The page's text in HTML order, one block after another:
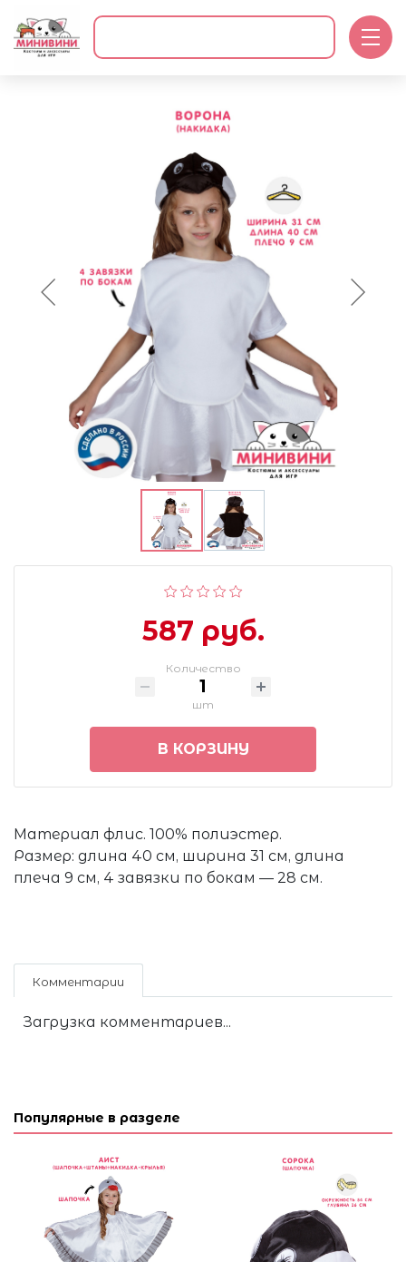
587 руб.
Количество
шт
В КОРЗИНУ
Материал флис. 100% полиэстер.
Размер: длина 40 см, ширина 31 см, длина
плеча 9 см, 4 завязки по бокам — 28 см.
Комментарии
Загрузка комментариев...
Популярные в разделе